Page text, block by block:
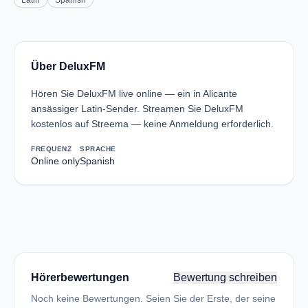
Über DeluxFM
Hören Sie DeluxFM live online — ein in Alicante
ansässiger Latin-Sender. Streamen Sie DeluxFM
kostenlos auf Streema — keine Anmeldung erforderlich.
FREQUENZ
Online only
SPRACHE
Spanish
Hörerbewertungen Bewertung schreiben
Noch keine Bewertungen. Seien Sie der Erste, der seine